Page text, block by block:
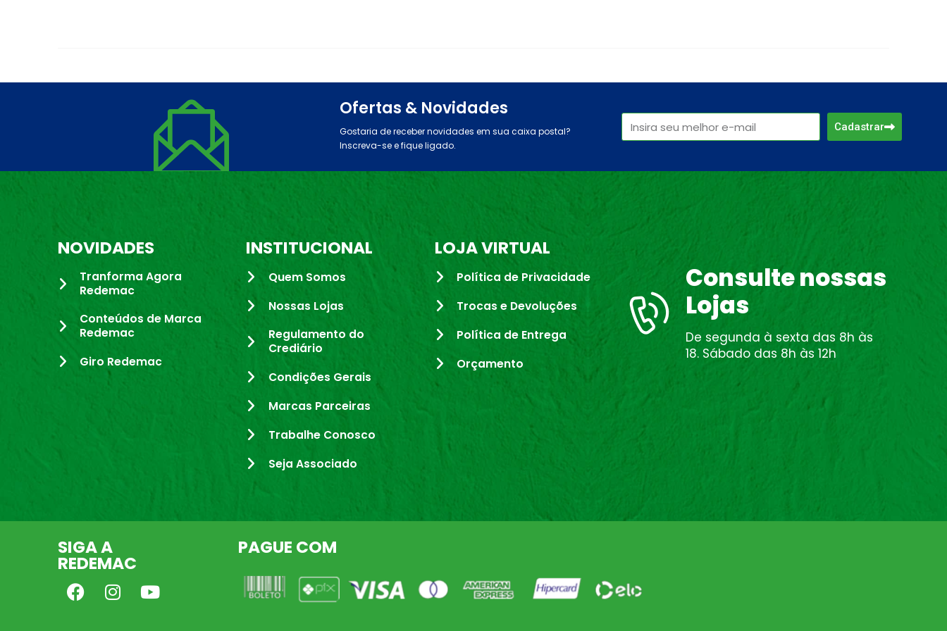
Ofertas & Novidades
Gostaria de receber novidades em sua caixa postal?
Inscreva-se e fique ligado.
Cadastrar
NOVIDADES
Tranforma Agora
Redemac
Conteúdos de Marca
Redemac
Giro Redemac
INSTITUCIONAL
Quem Somos
Nossas Lojas
Regulamento do
Crediário
Condições Gerais
Marcas Parceiras
Trabalhe Conosco
Seja Associado
LOJA VIRTUAL
Política de Privacidade
Trocas e Devoluções
Política de Entrega
Orçamento
Consulte nossas
Lojas
De segunda à sexta das 8h às
18. Sábado das 8h às 12h
SIGA A
REDEMAC
PAGUE COM